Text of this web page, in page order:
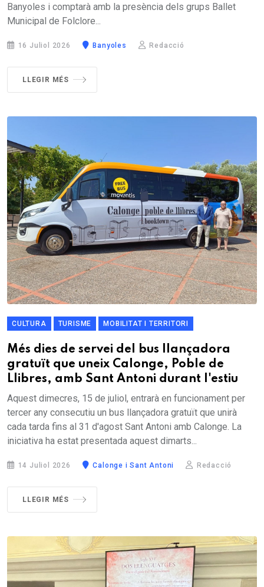
Banyoles i comptarà amb la presència dels grups Ballet
Municipal de Folclore...
16 Juliol 2026 Banyoles Redacció
LLEGIR MÉS
CULTURA TURISME MOBILITAT I TERRITORI
Més dies de servei del bus llançadora
gratuït que uneix Calonge, Poble de
Llibres, amb Sant Antoni durant l'estiu
Aquest dimecres, 15 de juliol, entrarà en funcionament per
tercer any consecutiu un bus llançadora gratuït que unirà
cada tarda fins al 31 d'agost Sant Antoni amb Calonge. La
iniciativa ha estat presentada aquest dimarts...
14 Juliol 2026 Calonge i Sant Antoni Redacció
LLEGIR MÉS